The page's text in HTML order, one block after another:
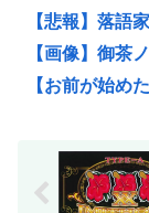
【悲報】落語
【画像】御茶
【お前が始め